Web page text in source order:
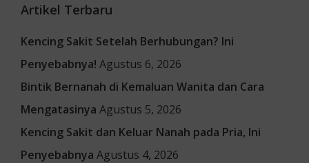
Artikel Terbaru
Kencing Sakit Setelah Berhubungan? Ini
Penyebabnya! Agustus 6, 2026
Bintik Bernanah di Kemaluan Wanita dan Cara
Mengatasinya Agustus 5, 2026
Kencing Sakit dan Keluar Nanah pada Pria, Ini
Penyebabnya Agustus 4, 2026